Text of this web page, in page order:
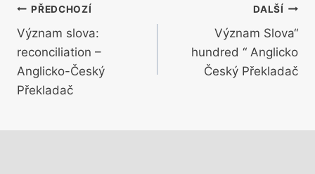
Navigace
pro
příspěvek
PŘEDCHOZÍ
Význam slova:
reconciliation –
Anglicko-Český
Překladač
DALŠÍ
Význam Slova“
hundred “ Anglicko
Český Překladač